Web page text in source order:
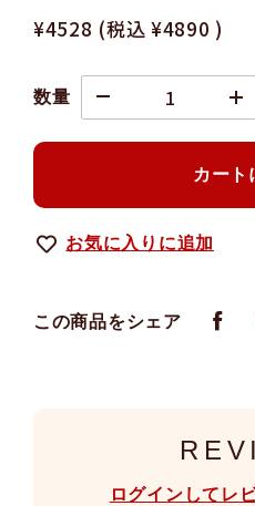
¥4528 (税込¥4890 )
数量
カート
お気に入りに追加
この商品をシェア
ログインしてレ